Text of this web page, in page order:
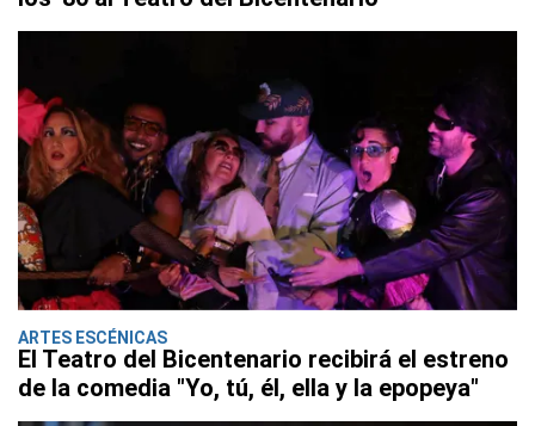
ARTES ESCÉNICAS
El Teatro del Bicentenario recibirá el estreno
de la comedia "Yo, tú, él, ella y la epopeya"